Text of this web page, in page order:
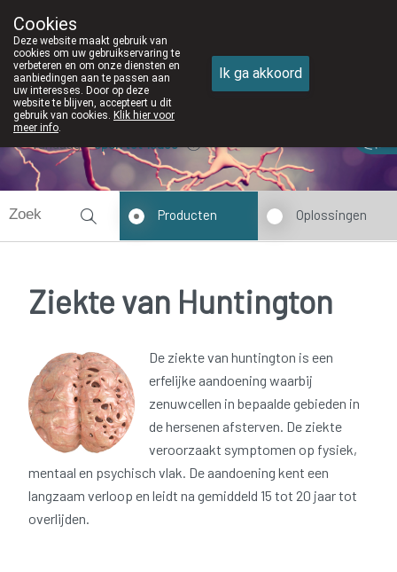
050/82 28 83
Vandaag open tot 18u30
Producten Oplossingen
Ziekte van Huntington
De ziekte van huntington is een
erfelijke aandoening waarbij
zenuwcellen in bepaalde gebieden in
de hersenen afsterven. De ziekte
veroorzaakt symptomen op fysiek,
mentaal en psychisch vlak. De aandoening kent een
langzaam verloop en leidt na gemiddeld 15 tot 20 jaar tot
overlijden.
Cookies
Deze website maakt gebruik van
cookies om uw gebruikservaring te
verbeteren en om onze diensten en
aanbiedingen aan te passen aan
uw interesses. Door op deze
website te blijven, accepteert u dit
gebruik van cookies. Klik hier voor
meer info.
Ik ga akkoord